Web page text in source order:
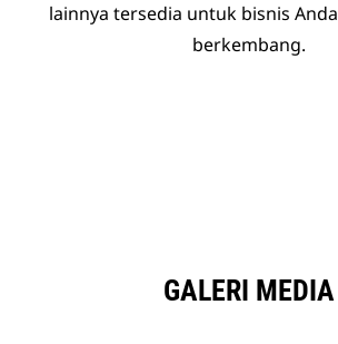
lainnya tersedia untuk bisnis
berkembang.
GALERI MEDIA